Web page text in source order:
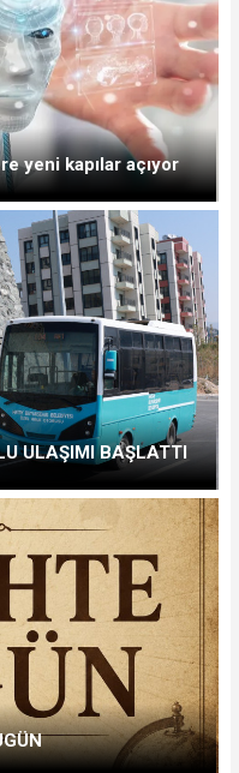
yeni kapılar açıyor
ULAŞIMI BAŞLATTI